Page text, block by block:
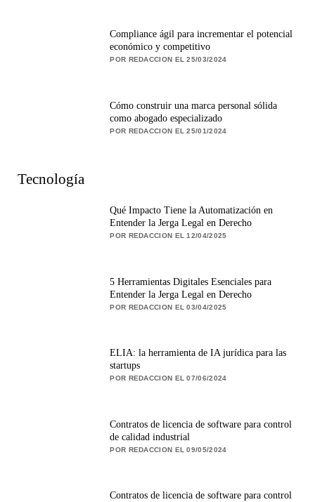
Compliance ágil para incrementar el potencial
económico y competitivo
POR REDACCION EL 25/03/2024
Cómo construir una marca personal sólida
como abogado especializado
POR REDACCION EL 25/01/2024
Tecnología
Qué Impacto Tiene la Automatización en
Entender la Jerga Legal en Derecho
POR REDACCION EL 12/04/2025
5 Herramientas Digitales Esenciales para
Entender la Jerga Legal en Derecho
POR REDACCION EL 03/04/2025
ELIA: la herramienta de IA jurídica para las
startups
POR REDACCION EL 07/06/2024
Contratos de licencia de software para control
de calidad industrial
POR REDACCION EL 09/05/2024
Contratos de licencia de software para control